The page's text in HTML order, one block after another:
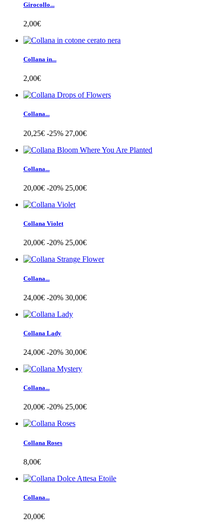
Girocollo...
2,00€
Collana in...
2,00€
Collana...
20,25€ -25% 27,00€
Collana...
20,00€ -20% 25,00€
Collana Violet
20,00€ -20% 25,00€
Collana...
24,00€ -20% 30,00€
Collana Lady
24,00€ -20% 30,00€
Collana...
20,00€ -20% 25,00€
Collana Roses
8,00€
Collana...
20,00€